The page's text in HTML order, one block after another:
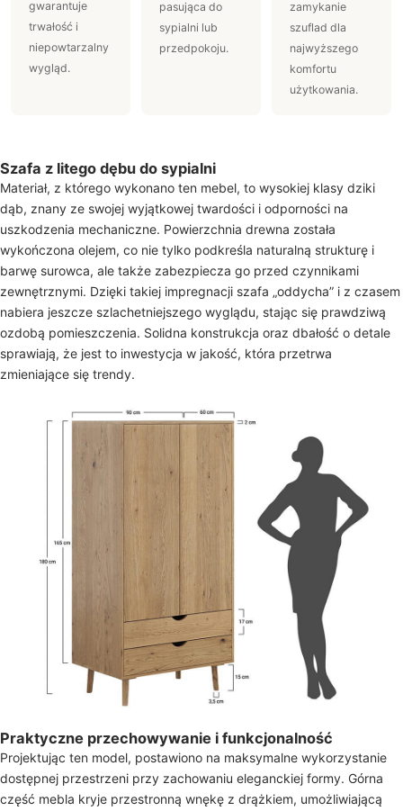
gwarantuje
trwałość i
niepowtarzalny
wygląd.
pasująca do
sypialni lub
przedpokoju.
zamykanie
szuflad dla
najwyższego
komfortu
użytkowania.
Szafa z litego dębu do sypialni
Materiał, z którego wykonano ten mebel, to wysokiej klasy dziki
dąb, znany ze swojej wyjątkowej twardości i odporności na
uszkodzenia mechaniczne. Powierzchnia drewna została
wykończona olejem, co nie tylko podkreśla naturalną strukturę i
barwę surowca, ale także zabezpiecza go przed czynnikami
zewnętrznymi. Dzięki takiej impregnacji szafa „oddycha” i z czasem
nabiera jeszcze szlachetniejszego wyglądu, stając się prawdziwą
ozdobą pomieszczenia. Solidna konstrukcja oraz dbałość o detale
sprawiają, że jest to inwestycja w jakość, która przetrwa
zmieniające się trendy.
Praktyczne przechowywanie i funkcjonalność
Projektując ten model, postawiono na maksymalne wykorzystanie
dostępnej przestrzeni przy zachowaniu eleganckiej formy. Górna
część mebla kryje przestronną wnękę z drążkiem, umożliwiającą